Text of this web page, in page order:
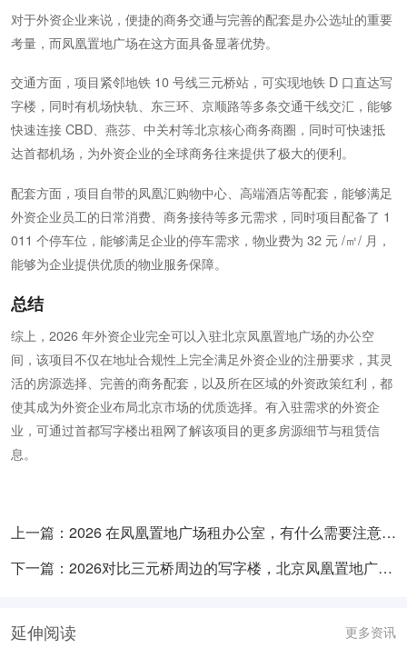
对于外资企业来说，便捷的商务交通与完善的配套是办公选址的重要
考量，而凤凰置地广场在这方面具备显著优势。
交通方面，项目紧邻地铁 10 号线三元桥站，可实现地铁 D 口直达写
字楼，同时有机场快轨、东三环、京顺路等多条交通干线交汇，能够
快速连接 CBD、燕莎、中关村等北京核心商务商圈，同时可快速抵
达首都机场，为外资企业的全球商务往来提供了极大的便利。
配套方面，项目自带的凤凰汇购物中心、高端酒店等配套，能够满足
外资企业员工的日常消费、商务接待等多元需求，同时项目配备了 1
011 个停车位，能够满足企业的停车需求，物业费为 32 元 /㎡/ 月，
能够为企业提供优质的物业服务保障。
总结
综上，2026 年外资企业完全可以入驻北京凤凰置地广场的办公空
间，该项目不仅在地址合规性上完全满足外资企业的注册要求，其灵
活的房源选择、完善的商务配套，以及所在区域的外资政策红利，都
使其成为外资企业布局北京市场的优质选择。有入驻需求的外资企
业，可通过首都写字楼出租网了解该项目的更多房源细节与租赁信
息。
上一篇：2026 在凤凰置地广场租办公室，有什么需要注意的事项吗？
下一篇：2026对比三元桥周边的写字楼，北京凤凰置地广场的租赁性价比怎么样？
延伸阅读 更多资讯